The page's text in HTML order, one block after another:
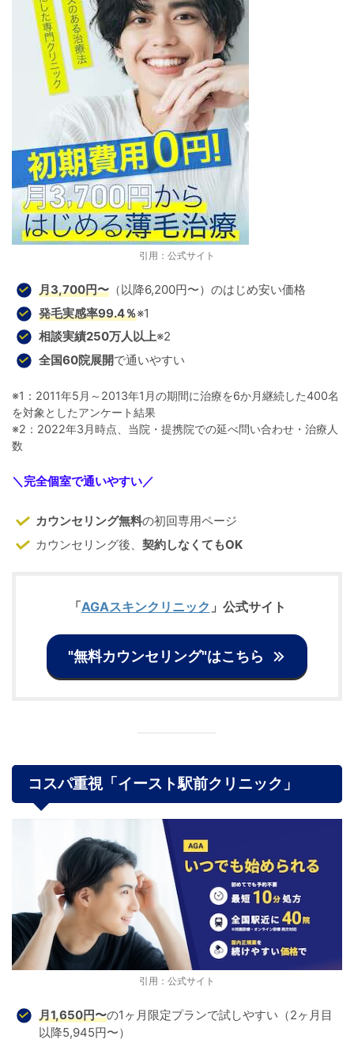
引用：公式サイト
月3,700円〜（以降6,200円〜）のはじめ安い価格
発毛実感率99.4％※1
相談実績250万人以上※2
全国60院展開で通いやすい
※1：2011年5月～2013年1月の期間に治療を6か月継続した400名
を対象としたアンケート結果
※2：2022年3月時点、当院・提携院での延べ問い合わせ・治療人
数
＼完全個室で通いやすい／
カウンセリング無料の初回専用ページ
カウンセリング後、 契約しなくてもOK
「AGAスキンクリニック 」公式サイト
"無料カウンセリング"はこちら
コスパ重視「イースト駅前クリニック 」
引用：公式サイト
月1,650円〜の1ヶ月限定プランで試しやすい（2ヶ月目
以降5,945円〜）